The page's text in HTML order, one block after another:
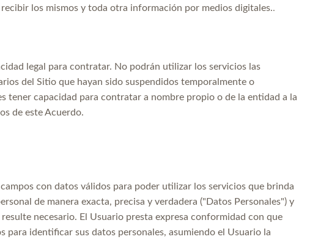
los mismos y toda otra información por medios digitales..
legal para contratar. No podrán utilizar los servicios las
del Sitio que hayan sido suspendidos temporalmente o
tener capacidad para contratar a nombre propio o de la entidad a la
de este Acuerdo.
con datos válidos para poder utilizar los servicios que brinda
de manera exacta, precisa y verdadera ("Datos Personales") y
necesario. El Usuario presta expresa conformidad con que
para identificar sus datos personales, asumiendo el Usuario la